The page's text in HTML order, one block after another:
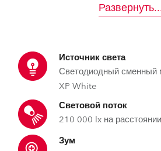
Развернуть
Источник света
Светодиодный
XP White
Световой поток
210 000 lx на
Зум